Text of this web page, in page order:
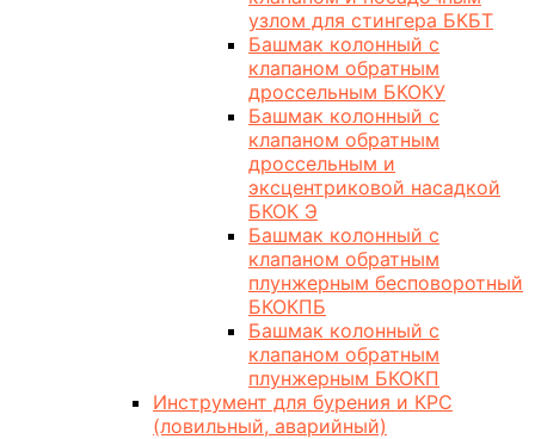
узлом для стингера БКБТ
Башмак колонный с
клапаном обратным
дроссельным БКОКУ
Башмак колонный с
клапаном обратным
дроссельным и
эксцентриковой насадкой
БКОК Э
Башмак колонный с
клапаном обратным
плунжерным бесповоротный
БКОКПБ
Башмак колонный с
клапаном обратным
плунжерным БКОКП
Инструмент для бурения и КРС
(ловильный, аварийный)